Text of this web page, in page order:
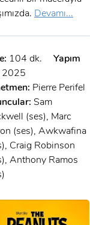
Hatırla
GIRIŞ
ÜYE OL
GIRIŞ
Devamı...
104 dk.
Yapım
2025
Pierre Perifel
Sam
(ses), Marc
(ses), Awkwafina
Craig Robinson
Anthony Ramos